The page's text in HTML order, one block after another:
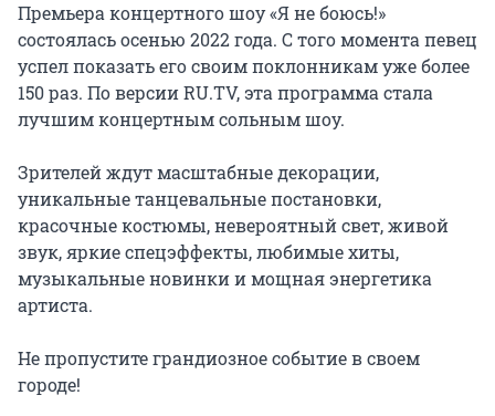
Премьера концертного шоу «Я не боюсь!»
состоялась осенью 2022 года. С того момента певец
успел показать его своим поклонникам уже более
150 раз. По версии RU.TV, эта программа стала
лучшим концертным сольным шоу.
Зрителей ждут масштабные декорации,
уникальные танцевальные постановки,
красочные костюмы, невероятный свет, живой
звук, яркие спецэффекты, любимые хиты,
музыкальные новинки и мощная энергетика
артиста.
Не пропустите грандиозное событие в своем
городе!